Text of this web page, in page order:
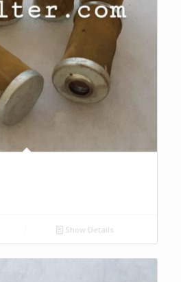
Show Details